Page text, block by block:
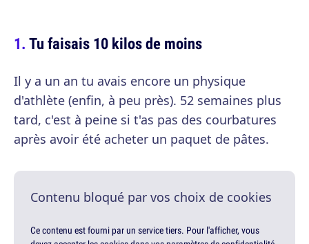
Tu faisais 10 kilos de moins
Il y a un an tu avais encore un physique
d'athlète (enfin, à peu près). 52 semaines plus
tard, c'est à peine si t'as pas des courbatures
après avoir été acheter un paquet de pâtes.
Contenu bloqué par vos choix de cookies
Ce contenu est fourni par un service tiers. Pour l'afficher, vous